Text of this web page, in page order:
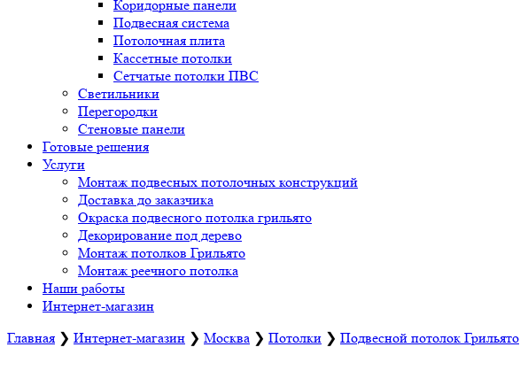
Коридорные панели
Подвесная система
Потолочная плита
Кассетные потолки
Сетчатые потолки ПВС
Светильники
Перегородки
Стеновые панели
Готовые решения
Услуги
Монтаж подвесных потолочных конструкций
Доставка до заказчика
Окраска подвесного потолка грильято
Декорирование под дерево
Монтаж потолков Грильято
Монтаж реечного потолка
Наши работы
Интернет-магазин
Главная ❯ Интернет-магазин ❯ Москва ❯ Потолки ❯ Подвесной потолок Грильято